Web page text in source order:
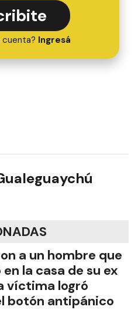
cuenta? Ingresá
a un hombre que
la casa de su ex
víctima logró
botón antipánico